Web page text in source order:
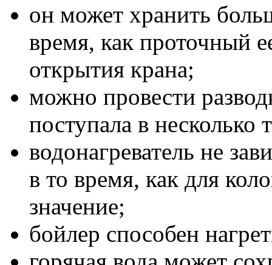
он может хранить
время, как проточный
открытия крана;
можно провести
поступала в несколько
водонагреватель не
в то время, как для
значение;
бойлер способен